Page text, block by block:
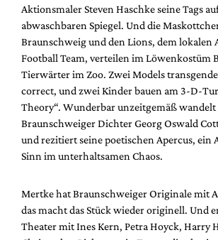
Aktionsmaler Steven Haschke seine Tags
abwaschbaren Spiegel. Und die
Braunschweig und den Lions, dem lokalen
Football Team, verteilen im Löwenkostüm
Tierwärter im Zoo. Zwei Models
correct, und zwei Kinder bauen am 3-D-
Theory“. Wunderbar unzeitgemäß wandelt
Braunschweiger Dichter Georg Oswald
und rezitiert seine poetischen Apercus, ein
Sinn im unterhaltsamen Chaos.
Mertke hat Braunschweiger Originale mit
das macht das Stück wieder originell. Und
Theater mit Ines Kern, Petra Hoyck, Harry